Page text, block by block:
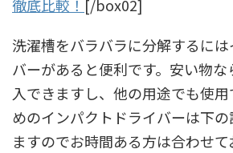
徹底比較！ [/box02]
洗濯槽をバラバラに分解するに
バーがあると便利です。安い物
入できますし、他の用途でも使
めのインパクトドライバーは下
ますのでお時間ある方は合わせ